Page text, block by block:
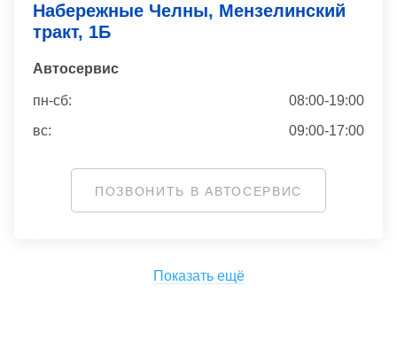
Набережные Челны, Мензелинский
тракт, 1Б
Автосервис
пн-сб:
08:00-19:00
вс:
09:00-17:00
ПОЗВОНИТЬ В АВТОСЕРВИС
Показать ещё